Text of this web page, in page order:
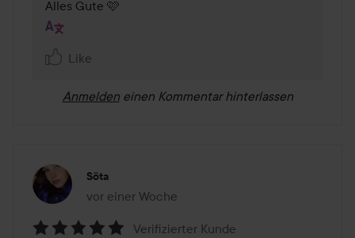
Alles Gute 🩷
Like
Anmelden einen Kommentar hinterlassen
Söta
vor einer Woche
Der Beitrag wurde vor einer Woche erstellt
Verifizierter Kunde